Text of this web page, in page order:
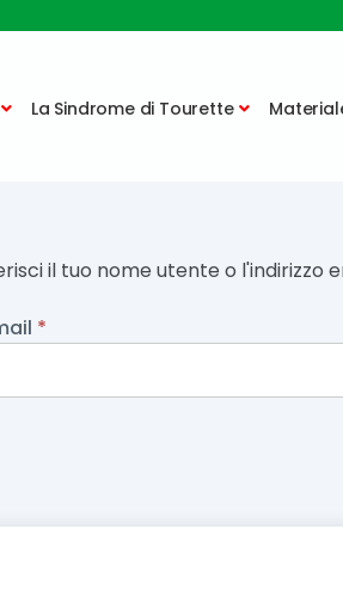
La Sindrome di Tourette
il tuo nome utente o
*